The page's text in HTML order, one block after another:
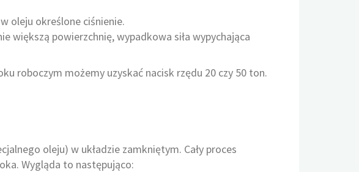
oleju określone ciśnienie.
większą powierzchnię, wypadkowa siła wypychająca
roboczym możemy uzyskać nacisk rzędu 20 czy 50 ton.
oleju) w układzie zamkniętym. Cały proces
Wygląda to następująco: